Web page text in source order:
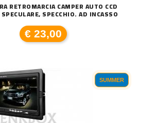
RETROMARCIA CAMPER AUTO CCD
SPECCHIO. AD INCASSO
€ 23,00
SUMMER